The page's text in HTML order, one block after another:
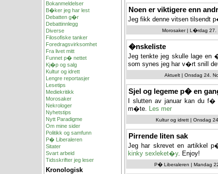
Bokanmeldelser
B�ker jeg har lest
Debatten g�r
Debattinnlegg
Diverse
Filosofiske tanker
Foredragsvirksomhet
Fra livet mitt
Funnet p� nettet
Kj�p og salg
Kultur og idrett
Lengre reportasjer
Lesetips
Mediekritikk
Morosaker
Nekrologer
Nyhetstips
Nytt Paradigme
Om mine sider
Politikk og samfunn
P� Liberaleren
Sitater
Svart arbeid
Tidsskrifter jeg leser
Kronologisk
Noen er viktigere enn
Jeg fikk denne vitsen tilsendt
Morosaker | L�rdag
�nskeliste
Jeg tenkte jeg skulle lage en
som synes jeg har v�rt snill
Aktuelt | Onsdag 24.
Sjel og legeme p� en
I slutten av januar kan du
m�te. Les mer
Kultur og idrett | Onsdag
Pirrende liten sak
Jeg har skrevet en artikkel
kinky sexleket�y. Enjoy!
P� Liberaleren | Mandag